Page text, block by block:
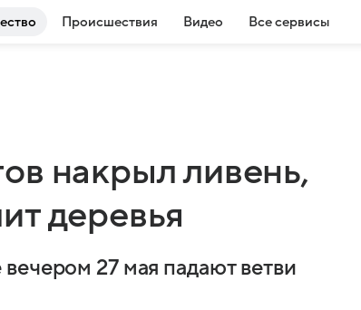
Происшествия Видео Все сервисы
накрыл ливень,
деревья
27 мая падают ветви